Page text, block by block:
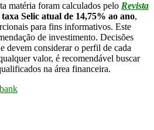
matéria foram calculados pelo Revista
taxa Selic atual de 14,75% ao ano,
para fins informativos. Este
de investimento. Decisões
devem considerar o perfil de cada
valor, é recomendável buscar
na área financeira.